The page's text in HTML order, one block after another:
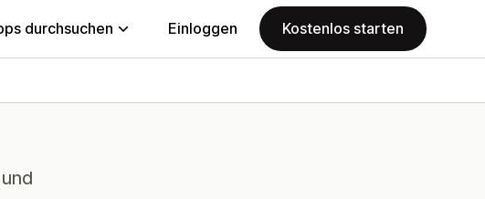
durchsuchen Einloggen Kostenlos starten